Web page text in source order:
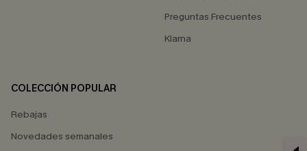
Preguntas Frecuentes
Klarna
COLECCIÓN POPULAR
Rebajas
Novedades semanales